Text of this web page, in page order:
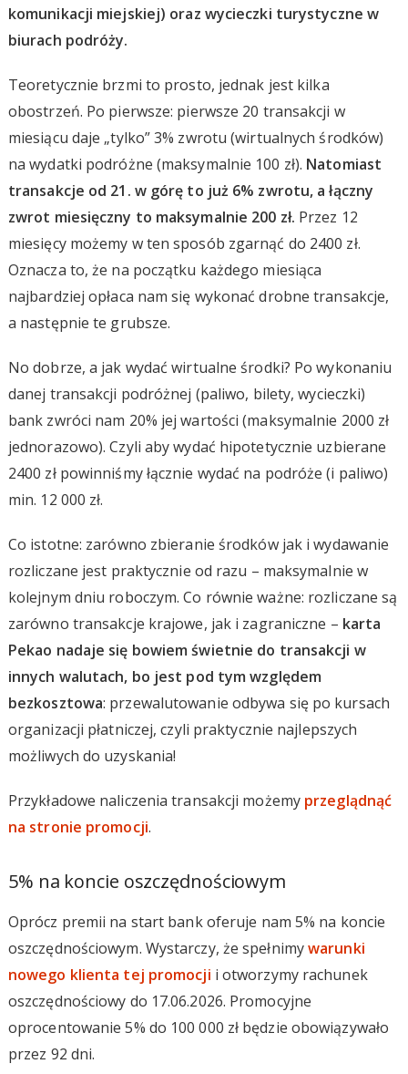
komunikacji miejskiej) oraz wycieczki turystyczne w
biurach podróży.
Teoretycznie brzmi to prosto, jednak jest kilka
obostrzeń. Po pierwsze: pierwsze 20 transakcji w
miesiącu daje „tylko” 3% zwrotu (wirtualnych środków)
na wydatki podróżne (maksymalnie 100 zł). Natomiast
transakcje od 21. w górę to już 6% zwrotu, a łączny
zwrot miesięczny to maksymalnie 200 zł. Przez 12
miesięcy możemy w ten sposób zgarnąć do 2400 zł.
Oznacza to, że na początku każdego miesiąca
najbardziej opłaca nam się wykonać drobne transakcje,
a następnie te grubsze.
No dobrze, a jak wydać wirtualne środki? Po wykonaniu
danej transakcji podróżnej (paliwo, bilety, wycieczki)
bank zwróci nam 20% jej wartości (maksymalnie 2000 zł
jednorazowo). Czyli aby wydać hipotetycznie uzbierane
2400 zł powinniśmy łącznie wydać na podróże (i paliwo)
min. 12 000 zł.
Co istotne: zarówno zbieranie środków jak i wydawanie
rozliczane jest praktycznie od razu – maksymalnie w
kolejnym dniu roboczym. Co równie ważne: rozliczane są
zarówno transakcje krajowe, jak i zagraniczne – karta
Pekao nadaje się bowiem świetnie do transakcji w
innych walutach, bo jest pod tym względem
bezkosztowa: przewalutowanie odbywa się po kursach
organizacji płatniczej, czyli praktycznie najlepszych
możliwych do uzyskania!
Przykładowe naliczenia transakcji możemy przeglądnąć
na stronie promocji.
5% na koncie oszczędnościowym
Oprócz premii na start bank oferuje nam 5% na koncie
oszczędnościowym. Wystarczy, że spełnimywarunki
nowego klienta tej promocji i otworzymy rachunek
oszczędnościowy do 17.06.2026. Promocyjne
oprocentowanie 5% do 100 000 zł będzie obowiązywało
przez 92 dni.